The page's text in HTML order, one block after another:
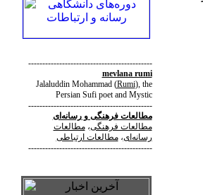
--------------------------------------------
mevlana rumi
Jalaluddin Mohammad(Rumi), the
Persian Sufi poet and Mystic
--------------------------------------------
مطالعات فرهنگیورسانه‌ای
مطالعات فرهنگی،مطالعات
رسانه‌ای،مطالعات ارتباطی
--------------------------------------------